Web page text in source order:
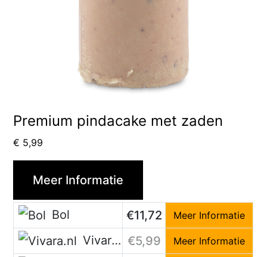
Premium pindacake met zaden
€ 5,99
Meer Informatie
Bol €11,72 Meer Informatie
Vivara.nl €5,99 Meer Informatie